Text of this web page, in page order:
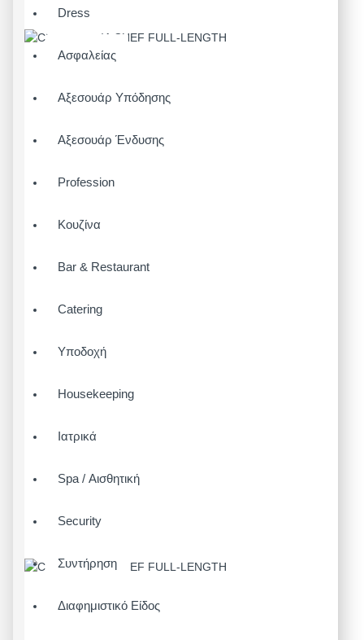
Dress
Ασφαλείας
Αξεσουάρ Υπόδησης
Αξεσουάρ Ένδυσης
Profession
Κουζίνα
Bar & Restaurant
Catering
Υποδοχή
Housekeeping
Ιατρικά
Spa / Αισθητική
Security
Συντήρηση
Διαφημιστικό Είδος